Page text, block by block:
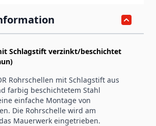
Schlagstift verzinkt/beschichtet
Rohrschellen mit Schlagstift aus
farbig beschichtetem Stahl
einfache Montage von
Die Rohrschelle wird am
Mauerwerk eingetrieben.